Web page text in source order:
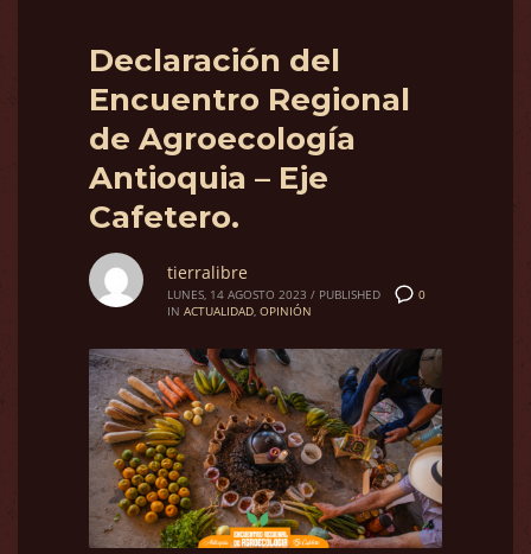
Declaración del
Encuentro Regional
de Agroecología
Antioquia – Eje
Cafetero.
0
tierralibre
LUNES, 14 AGOSTO 2023 / PUBLISHED
IN ACTUALIDAD OPINIÓN